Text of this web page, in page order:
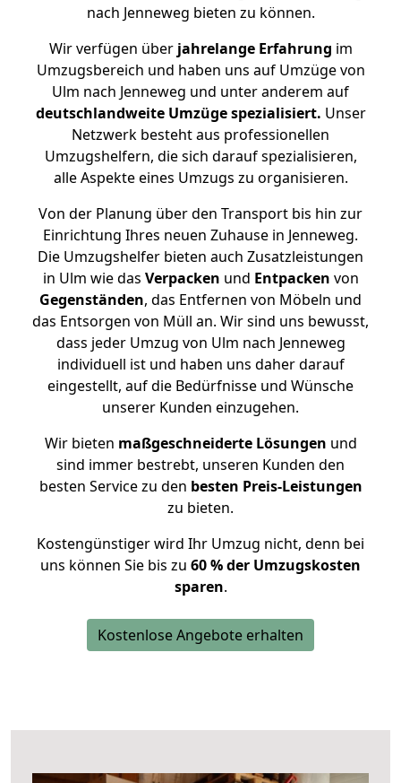
nach Jenneweg bieten zu können.
Wir verfügen überjahrelange Erfahrung im
Umzugsbereich und haben uns auf Umzüge von
Ulm nach Jenneweg und unter anderem auf
deutschlandweite Umzüge spezialisiert. Unser
Netzwerk besteht aus professionellen
Umzugshelfern, die sich darauf spezialisieren,
alle Aspekte eines Umzugs zu organisieren.
Von der Planung über den Transport bis hin zur
Einrichtung Ihres neuen Zuhause in Jenneweg.
Die Umzugshelfer bieten auch Zusatzleistungen
in Ulm wie das Verpacken und Entpacken von
Gegenständen, das Entfernen von Möbeln und
das Entsorgen von Müll an. Wir sind uns bewusst,
dass jeder Umzug von Ulm nach Jenneweg
individuell ist und haben uns daher darauf
eingestellt, auf die Bedürfnisse und Wünsche
unserer Kunden einzugehen.
Wir bieten maßgeschneiderte Lösungen und
sind immer bestrebt, unseren Kunden den
besten Service zu den besten Preis-Leistungen
zu bieten.
Kostengünstiger wird Ihr Umzug nicht, denn bei
uns können Sie bis zu 60 % der Umzugskosten
sparen.
Kostenlose Angebote erhalten